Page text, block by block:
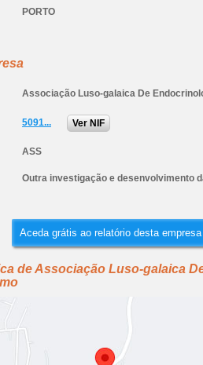
PORTO
Associação Luso-galaica De
5091... Ver NIF
ASS
Outra investigação e desenvolvimento
Aceda grátis ao relatório desta empresa
de Associação Luso-galaica